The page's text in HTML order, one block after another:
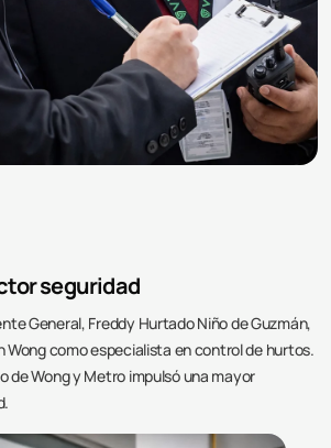
seguridad
General, Freddy Hurtado Niño de Guzmán,
Wong como especialista en control de hurtos.
de Wong y Metro impulsó una mayor